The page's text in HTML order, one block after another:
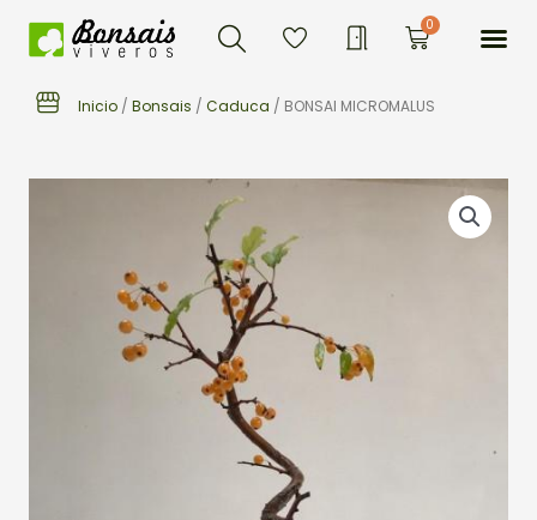
Buscar 0Carrito
Inicio / Bonsais / Caduca / BONSAI MICROMALUS